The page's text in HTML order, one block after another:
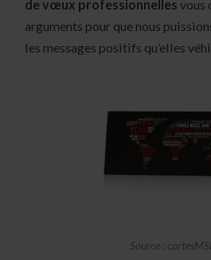
de vœux professionnelles vous
arguments pour que nous
les messages positifs qu’elles
Source :